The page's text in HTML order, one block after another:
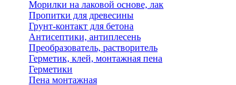
Морилки на лаковой основе, лак
Пропитки для древесины
Грунт-контакт для бетона
Антисептики, антиплесень
Преобразователь, растворитель
Герметик, клей, монтажная пена
Герметики
Пена монтажная